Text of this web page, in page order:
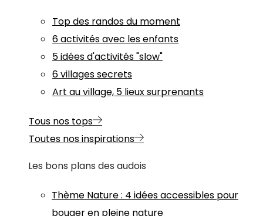
Top des randos du moment
6 activités avec les enfants
5 idées d'activités "slow"
6 villages secrets
Art au village, 5 lieux surprenants
Tous nos tops
Toutes nos inspirations
Les bons plans des audois
Thème Nature: 4 idées accessibles pour
bouger en pleine nature